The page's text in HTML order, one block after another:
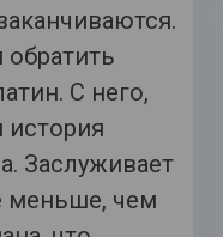
С него,
история
Заслуживает
меньше, чем